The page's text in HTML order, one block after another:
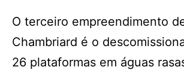
O terceiro empreendimento
Chambriard é o
26 plataformas em águas